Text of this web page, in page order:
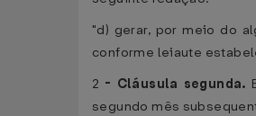
"d) gerar, por meio do
conforme leiaute
2 - Cláusula segunda.
segundo mês